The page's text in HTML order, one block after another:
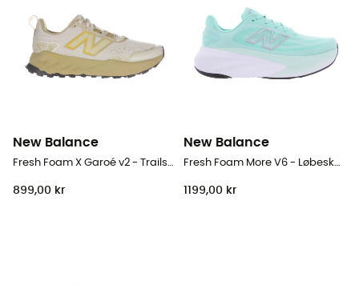
New Balance
Fresh Foam X Garoé v2 - Trailsko - Damer
899,00 kr
New Balance
Fresh Foam More V6 - Løbesko - Damer
1199,00 kr